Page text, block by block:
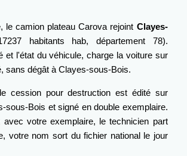
le camion plateau Carova rejoint Clayes-
habitants hab, département 78).
et l'état du véhicule, charge la voiture sur
sans dégât à Clayes-sous-Bois.
cession pour destruction est édité sur
sous-Bois et signé en double exemplaire.
avec votre exemplaire, le technicien part
votre nom sort du fichier national le jour